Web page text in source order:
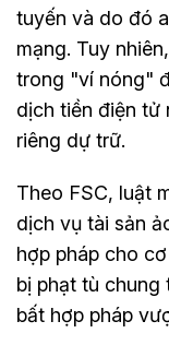
tuyến và do đó
mạng. Tuy
trong "ví nóng"
dịch tiền điện tử
riêng dự trữ.
Theo FSC, luật
dịch vụ tài sản
hợp pháp cho
bị phạt tù chung
bất hợp pháp